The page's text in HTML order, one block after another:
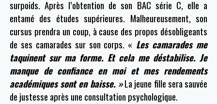
surpoids. Après l’obtention de son BAC série C, elle a
entamé des études supérieures. Malheureusement, son
cursus prendra un coup, à cause des propos désobligeants
de ses camarades sur son corps. « Les camarades me
taquinent sur ma forme. Et cela me déstabilise. Je
manque de confiance en moi et mes rendements
académiques sont en baisse. »La jeune fille sera sauvée
de justesse après une consultation psychologique.